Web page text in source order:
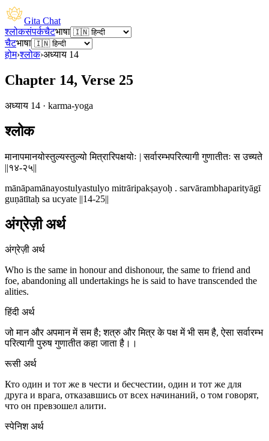
Gita Chat
श्लोकसंपर्कचैटभाषा
चैटभाषा
होम›श्लोक›अध्याय 14
Chapter 14, Verse 25
अध्याय 14 · karma-yoga
श्लोक
मानापमानयोस्तुल्यस्तुल्यो मित्रारिपक्षयोः | सर्वारम्भपरित्यागी गुणातीतः स उच्यते
||१४-२५||
mānāpamānayostulyastulyo mitrāripakṣayoḥ . sarvārambhaparityāgī
guṇātītaḥ sa ucyate ||14-25||
अंग्रेज़ी अर्थ
अंग्रेज़ी अर्थ
Who is the same in honour and dishonour, the same to friend and
foe, abandoning all undertakings he is said to have transcended the
alities.
हिंदी अर्थ
जो मान और अपमान में सम है; शत्रु और मित्र के पक्ष में भी सम है, ऐसा सर्वारम्भ
परित्यागी पुरुष गुणातीत कहा जाता है।।
रूसी अर्थ
Кто один и тот же в чести и бесчестии, один и тот же для
друга и врага, отказавшись от всех начинаний, о том говорят,
что он превзошел алити.
स्पेनिश अर्थ